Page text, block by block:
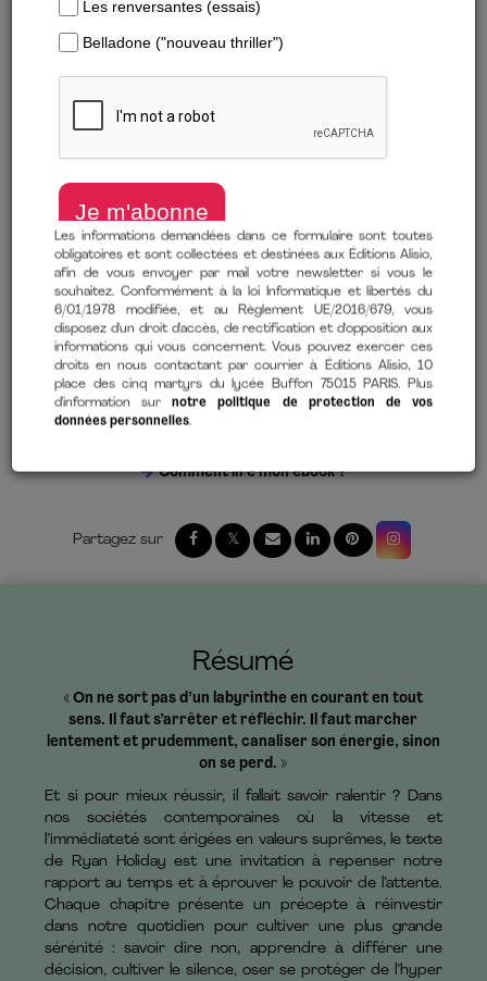
Télécharger un extrait
L’art de la maîtrise de soi, de la discipline et de la concentration
deRyan Holiday (auteur),Danielle Lafarge(traduction)
Comment lire mon ebook ?
Résumé
« On ne sort pas d’un labyrinthe en courant en tout
sens. Il faut s’arrêter et réfléchir. Il faut marcher
lentement et prudemment, canaliser son énergie, sinon
on se perd. »
Et si pour mieux réussir, il fallait savoir ralentir ? Dans
nos sociétés contemporaines où la vitesse et
l’immédiateté sont érigées en valeurs suprêmes, le texte
de Ryan Holiday est une invitation à repenser notre
rapport au temps et à éprouver le pouvoir de l’attente.
Chaque chapitre présente un précepte à réinvestir
dans notre quotidien pour cultiver une plus grande
sérénité : savoir dire non, apprendre à différer une
décision, cultiver le silence, oser se protéger de l’hyper
Les informations demandées dans ce formulaire sont toutes
obligatoires et sont collectées et destinées aux Éditions Alisio,
afin de vous envoyer par mail votre newsletter si vous le
souhaitez. Conformément à la loi Informatique et libertés du
6/01/1978 modifiée, et au Règlement UE/2016/679, vous
disposez d'un droit d'accès, de rectification et d'opposition aux
informations qui vous concernent. Vous pouvez exercer ces
droits en nous contactant par courrier à Éditions Alisio, 10
place des cinq martyrs du lycée Buffon 75015 PARIS. Plus